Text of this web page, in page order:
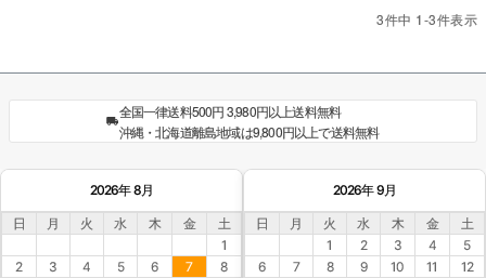
3件中 1-3件表示
全国一律送料500円 3,980円以上送料無料
沖縄・北海道離島地域は9,800円以上で送料無料
2026年 8月
日 月 火 水 木 金
土
1
2
3 4 5 6 7
8
2026年 9月
日 月 火 水 木 金
土
1
2 3 4
5
6
7 8 9 10 11
12